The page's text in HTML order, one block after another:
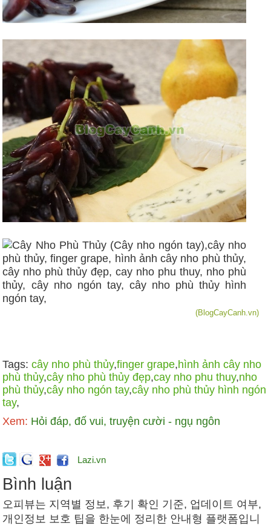
(BlogCayCanh.vn)
Tags:cây nho phù thủy,finger grape,hình ảnh cây nho
phù thủy,cây nho phù thủy đẹp,cay nho phu thuy,nho
phù thủy,cây nho ngón tay,cây nho phù thủy hình ngón
tay,
Xem: Hỏi đáp, đố vui, truyện cười - ngụ ngôn
Lazi.vn
Bình luận
오피뷰는 지역별 정보, 후기 확인 기준, 업데이트 여부,
개인정보 보호 팁을 한눈에 정리한 안내형 플랫폼입니